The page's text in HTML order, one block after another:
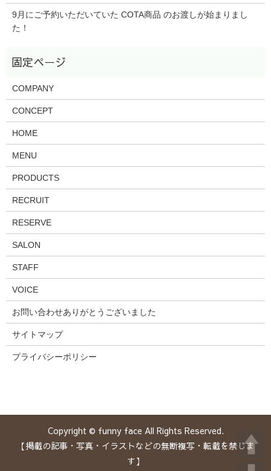
9月にご予約いただいていた COTA商品 のお渡しが始まりまし
た！
COMPANY
CONCEPT
HOME
MENU
PRODUCTS
RECRUIT
RESERVE
SALON
STAFF
VOICE
お問い合わせありがとうございました
サイトマップ
プライバシーポリシー
Copyright © funny face All Rights Reserved.
【掲載の記事・写真・イラストなどの無断複写・転載を禁じま
す】